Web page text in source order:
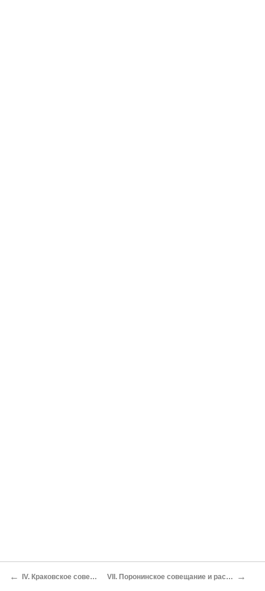
← IV. Краковское совещание. Встреча с Лениным VII. Поронинское совещание и раскол в социал-демократической фракции →